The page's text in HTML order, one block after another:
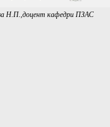
Н.П.,доцент кафедри ПЗАС